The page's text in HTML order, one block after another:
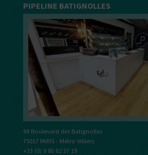
PIPELINE BATIGNOLLES
94 Boulevard des Batignolles
75017 PARIS - Métro Villiers
+33 (0) 9 80 62 37 19